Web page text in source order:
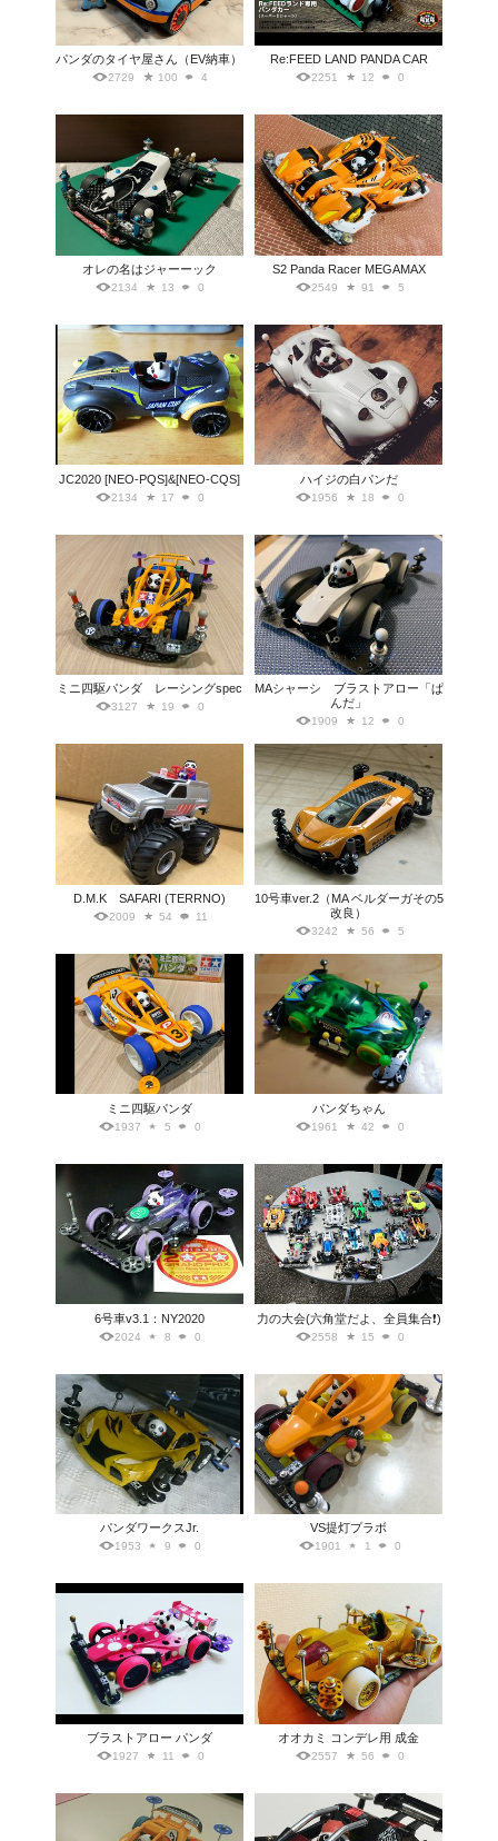
パンダのタイヤ屋さん（EV納車）
2729 100 4
Re:FEED LAND PANDA CAR
2251 12 0
オレの名はジャーーック
2134 13 0
S2 Panda Racer MEGAMAX
2549 91 5
JC2020 [NEO-PQS]&[NEO-CQS]
2134 17 0
ハイジの白パンだ
1956 18 0
ミニ四駆パンダ レーシングspec
3127 19 0
MAシャーシ ブラストアロー「ぱ
んだ」
1909 12 0
D.M.K SAFARI (TERRNO)
2009 54 11
10号車ver.2（MA ベルダーガその5
改良）
3242 56 5
ミニ四駆パンダ
1937 5 0
パンダちゃん
1961 42 0
6号車v3.1：NY2020
2024 8 0
力の大会(六角堂だよ、全員集合❗)
2558 15 0
パンダワークスJr.
1953 9 0
VS提灯プラボ
1901 1 0
ブラストアロー パンダ
1927 11 0
オオカミ コンデレ用 成金
2557 56 0